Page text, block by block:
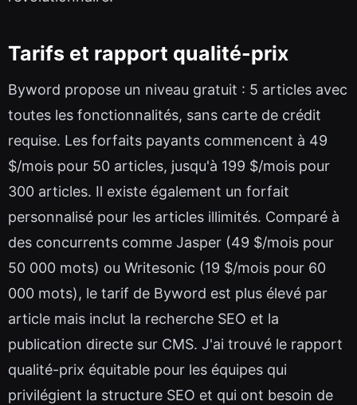
Tarifs et rapport qualité-prix
Byword propose un niveau gratuit : 5 articles avec
toutes les fonctionnalités, sans carte de crédit
requise. Les forfaits payants commencent à 49
$/mois pour 50 articles, jusqu'à 199 $/mois pour
300 articles. Il existe également un forfait
personnalisé pour les articles illimités. Comparé à
des concurrents comme Jasper (49 $/mois pour
50 000 mots) ou Writesonic (19 $/mois pour 60
000 mots), le tarif de Byword est plus élevé par
article mais inclut la recherche SEO et la
publication directe sur CMS. J'ai trouvé le rapport
qualité-prix équitable pour les équipes qui
privilégient la structure SEO et qui ont besoin de